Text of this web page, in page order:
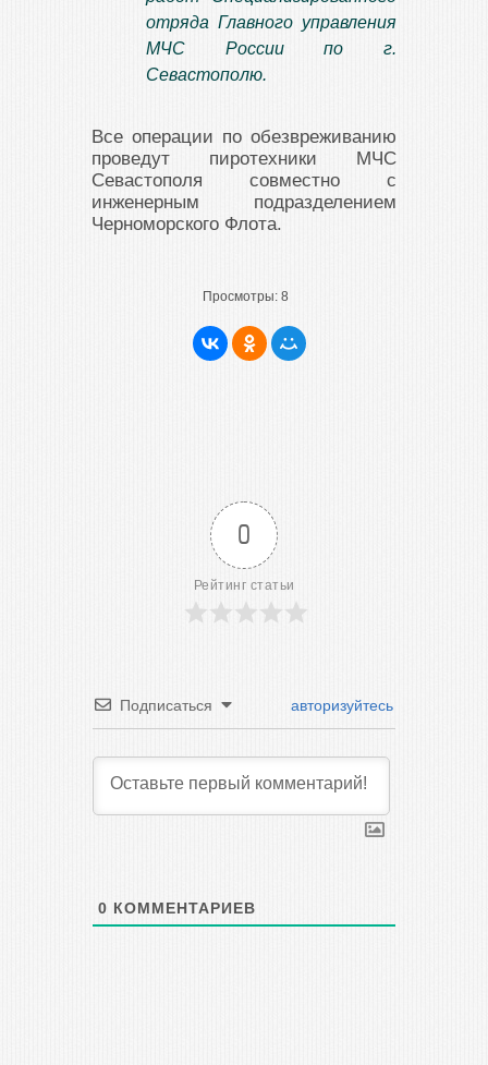
отряда Главного управления
МЧС России по г.
Севастополю.
Все операции по обезвреживанию
проведут пиротехники МЧС
Севастополя совместно с
инженерным подразделением
Черноморского Флота.
Просмотры: 8
0
Рейтинг статьи
Подписаться авторизуйтесь
0 КОММЕНТАРИЕВ